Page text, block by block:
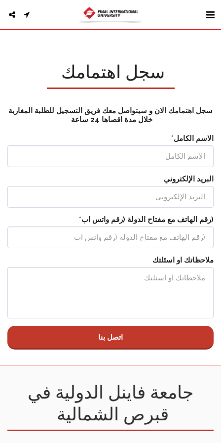
سجل اهتمامك
سجل اهتمامك الان و سيتواصل معك فريق التسجيل للطلبة المغاربة
خلال مدة اقصاها 24 ساعة
الاسم الكامل*
البريد الإلكتروني
(رقم الهاتف مع مفتاح الدولة (رقم واتس اب*
ملاحظاتك او اسئلتك
اتصل بنا
جامعة فاينل الدولية في
قبرص الشمالية